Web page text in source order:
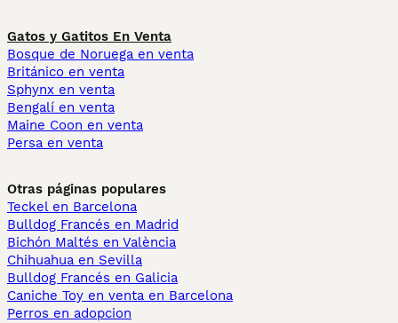
Gatos y Gatitos En Venta
Bosque de Noruega en venta
Británico en venta
Sphynx en venta
Bengalí en venta
Maine Coon en venta
Persa en venta
Otras páginas populares
Teckel en Barcelona
Bulldog Francés en Madrid
Bichón Maltés en València
Chihuahua en Sevilla
Bulldog Francés en Galicia
Caniche Toy en venta en Barcelona
Perros en adopcion